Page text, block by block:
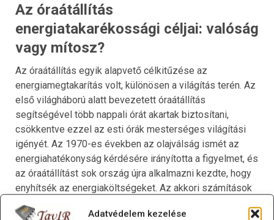
Adatvédelem kezelése
Az óraátállítás
energiatakarékossági céljai: valóság
vagy mítosz?
Az óraátállítás egyik alapvető célkitűzése az
energiamegtakarítás volt, különösen a világítás terén. Az
első világháború alatt bevezetett óraátállítás
segítségével több nappali órát akartak biztosítani,
csökkentve ezzel az esti órák mesterséges világítási
igényét. Az 1970-es években az olajválság ismét az
energiahatékonyság kérdésére irányította a figyelmet, és
az óraátállítást sok ország újra alkalmazni kezdte, hogy
enyhítsék az energiaköltségeket. Az akkori számítások
szerint a nyári időszámítással évente több millió
dollárnyi energiát lehetett megtakarítani, hiszen a nappali